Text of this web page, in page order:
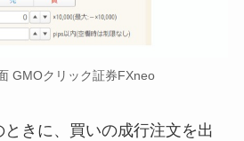
GMOクリック証券FXneo
きに、買いの成行注文を出